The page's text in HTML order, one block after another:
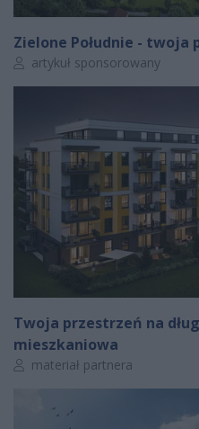
Zielone Południe - twoja
Autor artykułu:
artykuł sponsorowany
Twoja przestrzeń na
mieszkaniowa
Autor artykułu:
materiał partnera